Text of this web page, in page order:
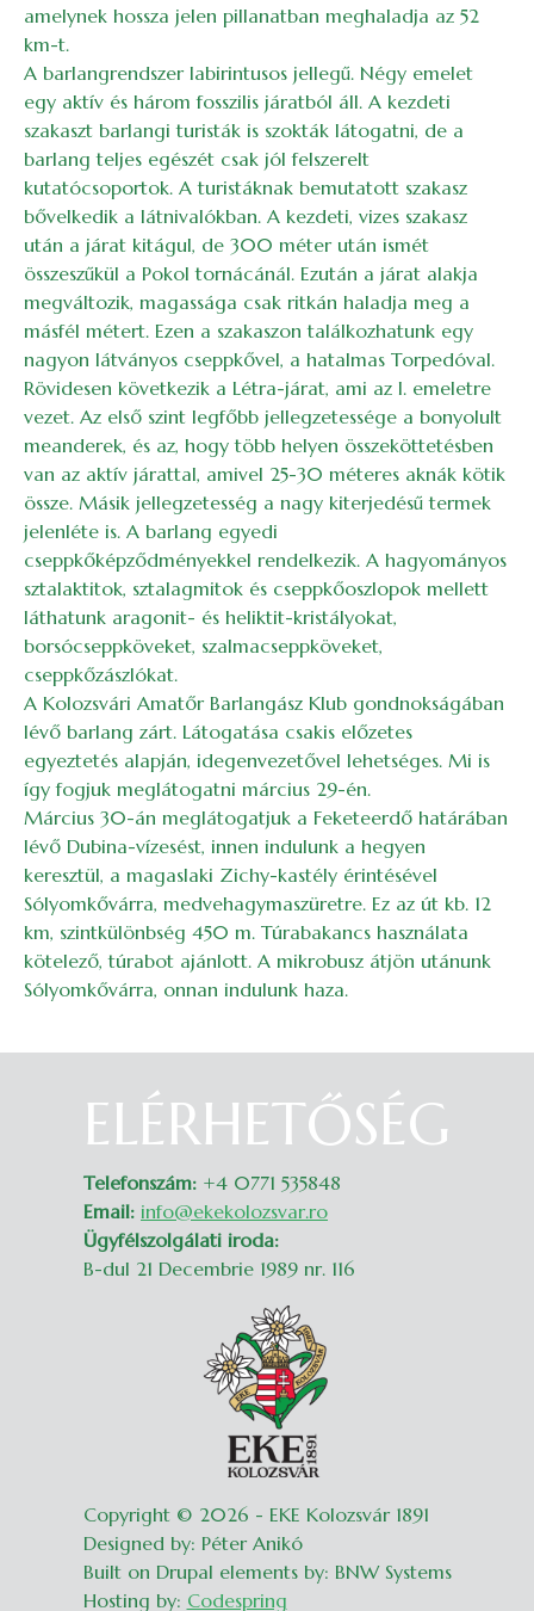
amelynek hossza jelen pillanatban meghaladja az 52
km-t.
A barlangrendszer labirintusos jellegű. Négy emelet
egy aktív és három fosszilis járatból áll. A kezdeti
szakaszt barlangi turisták is szokták látogatni, de a
barlang teljes egészét csak jól felszerelt
kutatócsoportok. A turistáknak bemutatott szakasz
bővelkedik a látnivalókban. A kezdeti, vizes szakasz
után a járat kitágul, de 300 méter után ismét
összeszűkül a Pokol tornácánál. Ezután a járat alakja
megváltozik, magassága csak ritkán haladja meg a
másfél métert. Ezen a szakaszon találkozhatunk egy
nagyon látványos cseppkővel, a hatalmas Torpedóval.
Rövidesen következik a Létra-járat, ami az I. emeletre
vezet. Az első szint legfőbb jellegzetessége a bonyolult
meanderek, és az, hogy több helyen összeköttetésben
van az aktív járattal, amivel 25-30 méteres aknák kötik
össze. Másik jellegzetesség a nagy kiterjedésű termek
jelenléte is. A barlang egyedi
cseppkőképződményekkel rendelkezik. A hagyományos
sztalaktitok, sztalagmitok és cseppkőoszlopok mellett
láthatunk aragonit- és heliktit-kristályokat,
borsócseppköveket, szalmacseppköveket,
cseppkőzászlókat.
A Kolozsvári Amatőr Barlangász Klub gondnokságában
lévő barlang zárt. Látogatása csakis előzetes
egyeztetés alapján, idegenvezetővel lehetséges. Mi is
így fogjuk meglátogatni március 29-én.
Március 30-án meglátogatjuk a Feketeerdő határában
lévő Dubina-vízesést, innen indulunk a hegyen
keresztül, a magaslaki Zichy-kastély érintésével
Sólyomkővárra, medvehagymaszüretre. Ez az út kb. 12
km, szintkülönbség 450 m. Túrabakancs használata
kötelező, túrabot ajánlott. A mikrobusz átjön utánunk
Sólyomkővárra, onnan indulunk haza.
ELÉRHETŐSÉG
Telefonszám: +4 0771 535848
Email: info@ekekolozsvar.ro
Ügyfélszolgálati iroda:
B-dul 21 Decembrie 1989 nr. 116
Copyright © 2026 - EKE Kolozsvár 1891
Designed by: Péter Anikó
Built on Drupal elements by: BNW Systems
Hosting by: Codespring